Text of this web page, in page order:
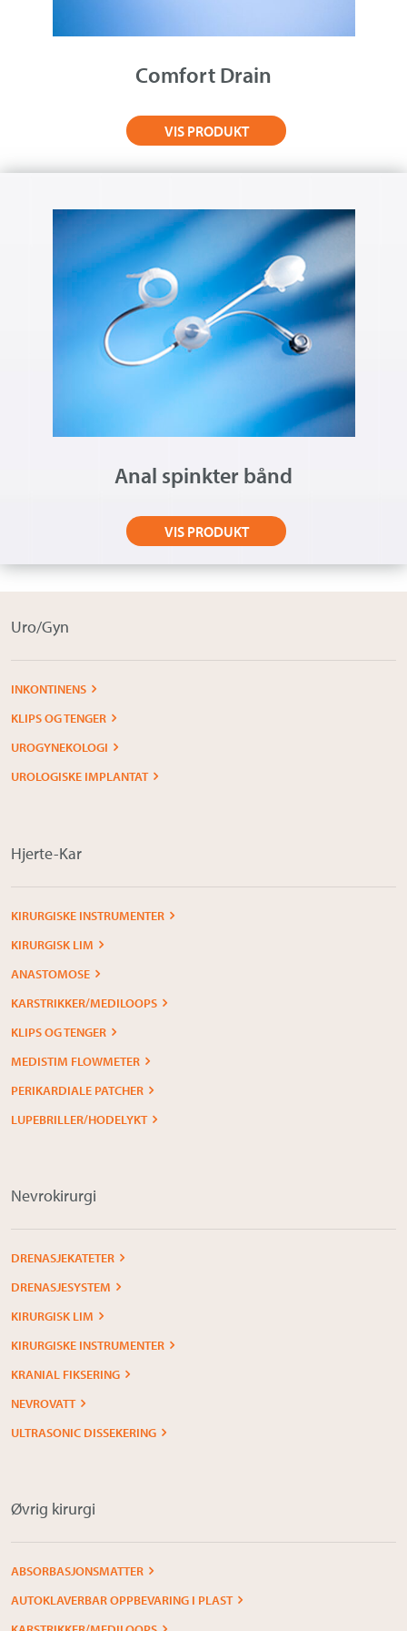
Comfort Drain
VIS PRODUKT
Anal spinkter bånd
VIS PRODUKT
Uro/Gyn
INKONTINENS
KLIPS OG TENGER
UROGYNEKOLOGI
UROLOGISKE IMPLANTAT
Hjerte-Kar
KIRURGISKE INSTRUMENTER
KIRURGISK LIM
ANASTOMOSE
KARSTRIKKER/MEDILOOPS
KLIPS OG TENGER
MEDISTIM FLOWMETER
PERIKARDIALE PATCHER
LUPEBRILLER/HODELYKT
Nevrokirurgi
DRENASJEKATETER
DRENASJESYSTEM
KIRURGISK LIM
KIRURGISKE INSTRUMENTER
KRANIAL FIKSERING
NEVROVATT
ULTRASONIC DISSEKERING
Øvrig kirurgi
ABSORBASJONSMATTER
AUTOKLAVERBAR OPPBEVARING I PLAST